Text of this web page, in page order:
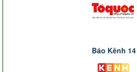
Báo Kênh 14